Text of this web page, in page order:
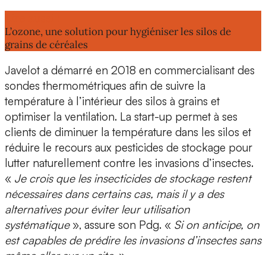
L’ozone, une solution pour hygiéniser les silos de
grains de céréales
Javelot a démarré en 2018 en commercialisant des
sondes thermométriques afin de suivre la
température à l’intérieur des silos à grains et
optimiser la ventilation. La start-up permet à ses
clients de diminuer la température dans les silos et
réduire le recours aux pesticides de stockage pour
lutter naturellement contre les invasions d’insectes.
« Je crois que les insecticides de stockage restent
nécessaires dans certains cas, mais il y a des
alternatives pour éviter leur utilisation
systématique», assure son Pdg. « Si on anticipe, on
est capables de prédire les invasions d’insectessans